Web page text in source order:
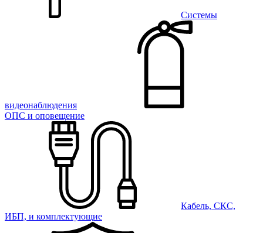
Системы
видеонаблюдения
ОПС и оповещение
Кабель, СКС,
ИБП, и комплектующие